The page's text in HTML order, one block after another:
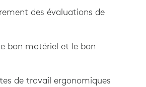
des évaluations de
bon matériel et le bon
de travail ergonomiques